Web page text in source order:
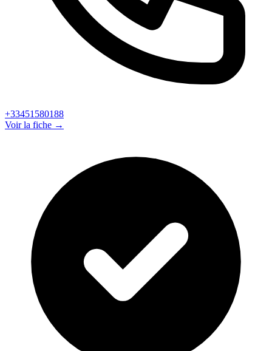
+33451580188
Voir la fiche →